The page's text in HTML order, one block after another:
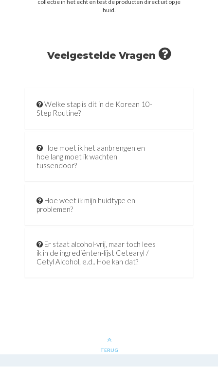
collectie in het echt en test de producten direct uit op je
huid.
Veelgestelde Vragen
Welke stap is dit in de Korean 10-
Step Routine?
Hoe moet ik het aanbrengen en
hoe lang moet ik wachten
tussendoor?
Hoe weet ik mijn huidtype en
problemen?
Er staat alcohol-vrij, maar toch lees
ik in de ingrediënten-lijst Cetearyl /
Cetyl Alcohol, e.d.. Hoe kan dat?
TERUG